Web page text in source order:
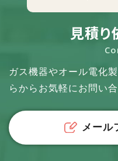
見積り
ガス機器やオール電化
らからお気軽にお問い
メール